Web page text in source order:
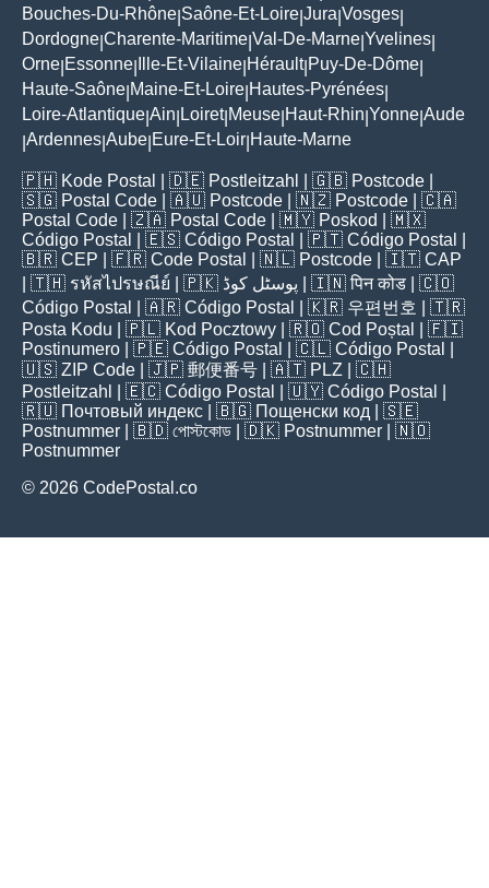
Bouches-Du-Rhône Saône-Et-Loire Jura Vosges
Dordogne Charente-Maritime Val-De-Marne Yvelines
Orne Essonne Ille-Et-Vilaine Hérault| Puy-De-Dôme
Haute-Saône Maine-Et-Loire Hautes-Pyrénées
Loire-Atlantique Ain Loiret| Meuse Haut-Rhin Yonne Aude
Ardennes Aube Eure-Et-Loir Haute-Marne
🇵🇭 Kode Postal | 🇩🇪 Postleitzahl | 🇬🇧 Postcode
🇸🇬 Postal Code | 🇦🇺 Postcode | 🇳🇿 Postcode | 🇨🇦
Postal Code | 🇿🇦 Postal Code | 🇲🇾 Poskod
| 🇲🇽
Código Postal
| 🇪🇸 Código Postal | 🇵🇹 Código Postal
🇧🇷 CEP | 🇫🇷 Code Postal | 🇳🇱 Postcode | 🇮🇹 CAP
| 🇹🇭 รหัสไปรษณีย์ | 🇵🇰 پوسٹل کوڈ | 🇮🇳पिन कोड | 🇨🇴
Código Postal
| 🇦🇷 Código Postal | 🇰🇷 우편번호
| 🇹🇷
Posta Kodu | 🇵🇱 Kod Pocztowy | 🇷🇴 Cod Poștal
| 🇫🇮
Postinumero | 🇵🇪 Código Postal | 🇨🇱 Código Postal
🇺🇸 ZIP Code | 🇯🇵 郵便番号 | 🇦🇹 PLZ | 🇨🇭
Postleitzahl
| 🇪🇨 Código Postal | 🇺🇾 Código Postal
🇷🇺 Почтовый индекс | 🇧🇬 Пощенски код | 🇸🇪
Postnummer | 🇧🇩 পোস্টকোড | 🇩🇰 Postnummer | 🇳🇴
Postnummer
© 2026 CodePostal.co